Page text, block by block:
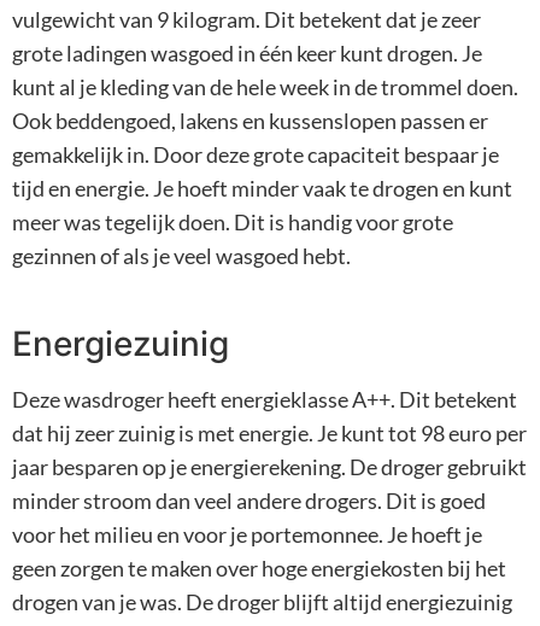
vulgewicht van 9 kilogram. Dit betekent dat je zeer
grote ladingen wasgoed in één keer kunt drogen. Je
kunt al je kleding van de hele week in de trommel doen.
Ook beddengoed, lakens en kussenslopen passen er
gemakkelijk in. Door deze grote capaciteit bespaar je
tijd en energie. Je hoeft minder vaak te drogen en kunt
meer was tegelijk doen. Dit is handig voor grote
gezinnen of als je veel wasgoed hebt.
Energiezuinig
Deze wasdroger heeft energieklasse A++. Dit betekent
dat hij zeer zuinig is met energie. Je kunt tot 98 euro per
jaar besparen op je energierekening. De droger gebruikt
minder stroom dan veel andere drogers. Dit is goed
voor het milieu en voor je portemonnee. Je hoeft je
geen zorgen te maken over hoge energiekosten bij het
drogen van je was. De droger blijft altijd energiezuinig